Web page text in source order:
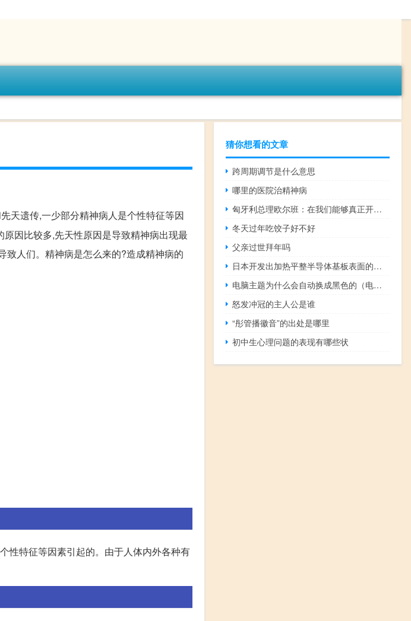
天遗传,一少部分精神病人是个性特征等因
因比较多,先天性原因是导致精神病出现最
致人们。精神病是怎么来的?造成精神病的
性特征等因素引起的。由于人体内外各种有
猜你想看的文章
跨周期调节是什么意思
哪里的医院治精神病
匈牙利总理欧尔班：在我们能够真正开始与乌克兰进行欧盟成员国谈判之前我们需要讨论非常困难的问题
冬天过年吃饺子好不好
父亲过世拜年吗
日本开发出加热平整半导体基板表面的方法
电脑主题为什么会自动换成黑色的（电脑主题）
怒发冲冠的主人公是谁
“彤管播徽音”的出处是哪里
初中生心理问题的表现有哪些状